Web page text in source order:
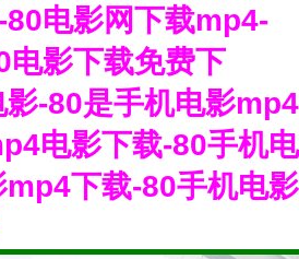
电影网下载mp4-
电影下载免费下
-80是手机电影mp4
电影下载-80手机电
下载-80手机电影